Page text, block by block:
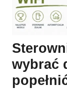
wybrać